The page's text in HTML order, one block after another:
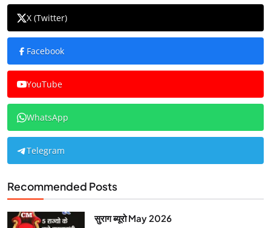
X (Twitter)
Facebook
YouTube
WhatsApp
Telegram
Recommended Posts
सुराग ब्यूरो May 2026